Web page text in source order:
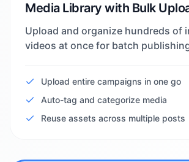
Media Library with Bulk
Upload and organize hundreds of
videos at once for batch
Upload entire campaigns in one go
Auto-tag and categorize media
Reuse assets across multiple posts